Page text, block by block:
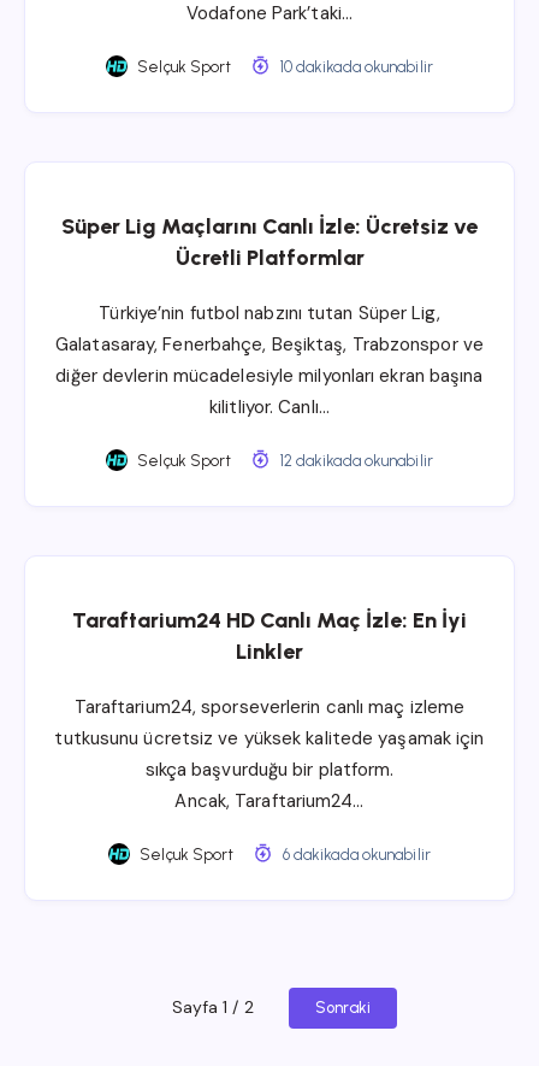
Vodafone Park’taki…
Selçuk Sport 10 dakikada okunabilir
Süper Lig Maçlarını Canlı İzle: Ücretsiz ve
Ücretli Platformlar
Türkiye’nin futbol nabzını tutan Süper Lig,
Galatasaray, Fenerbahçe, Beşiktaş, Trabzonspor ve
diğer devlerin mücadelesiyle milyonları ekran başına
kilitliyor. Canlı…
Selçuk Sport 12 dakikada okunabilir
Taraftarium24 HD Canlı Maç İzle: En İyi
Linkler
Taraftarium24, sporseverlerin canlı maç izleme
tutkusunu ücretsiz ve yüksek kalitede yaşamak için
sıkça başvurduğu bir platform.
Ancak, Taraftarium24…
Selçuk Sport 6 dakikada okunabilir
Sayfa 1 / 2 Sonraki